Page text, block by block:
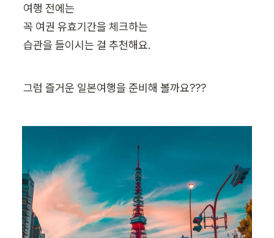
여행 전에는
꼭 여권 유효기간을 체크하는
습관을 들이시는 걸 추천해요.
그럼 즐거운 일본여행을 준비해 볼까요???